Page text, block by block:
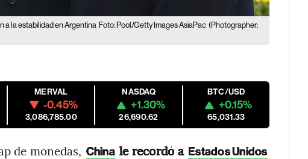
a la estabilidad en Argentina Foto: Pool/Getty Images AsiaPac (Photographer:
MERVAL
-0.45%
3,086,785.00
NASDAQ
+1.30%
26,690.62
BTC/USD
+0.15%
65,031.33
de monedas, China le recordó a Estados Unidos